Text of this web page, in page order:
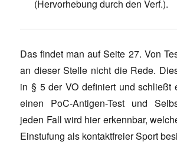
(Hervorhebung durch den Verf.).
Das findet man auf Seite 27. Von
an dieser Stelle nicht die Rede.
in § 5 der VO definiert und schließt
einen PoC-Antigen-Test und
jeden Fall wird hier erkennbar,
Einstufung als kontaktfreier Sport